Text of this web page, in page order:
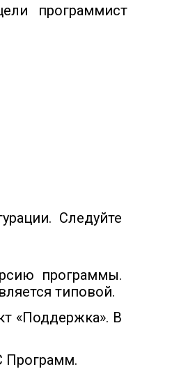
программист
Следуйте
программы.
типовой.
«Поддержка». В
Программ.